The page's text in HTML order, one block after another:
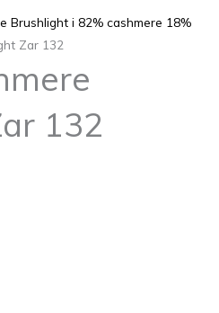
Brushlight i 82% cashmere 18%
Zar 132
132